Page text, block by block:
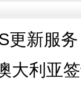
更新服务
大利亚